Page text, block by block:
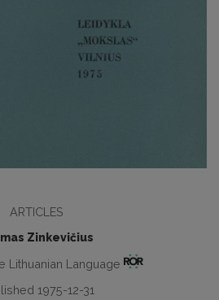
ARTICLES
Zinkevičius
Lithuanian Language
1975-12-31